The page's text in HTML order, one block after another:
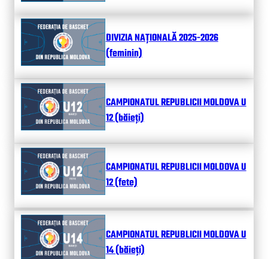
DIVIZIA NAȚIONALĂ 2025-2026
(feminin)
CAMPIONATUL REPUBLICII MOLDOVA U
12 (băieți)
CAMPIONATUL REPUBLICII MOLDOVA U
12 (fete)
CAMPIONATUL REPUBLICII MOLDOVA U
14 (băieți)